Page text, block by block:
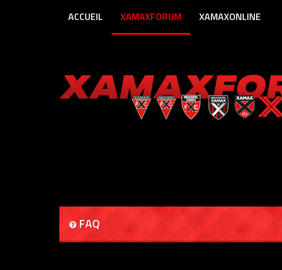
ACCUEIL XAMAXFORUM XAMAXONLINE
FAQ